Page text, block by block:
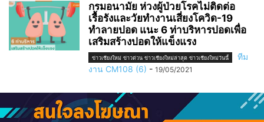
กรมอนามัย ห่วงผู้ป่วยโรคไม่ติดต่อ
เรื้อรังและวัยทำงานเสี่ยงโควิด-19
ทำลายปอด แนะ 6 ท่าบริหารปอดเพื่อ
เสริมสร้างปอดให้แข็งแรง
ข่าวเชียงใหม่ ข่าวด่วน ข่าวเชียงใหม่ล่าสุด ข่าวเชียงใหม่วันนี้
ทีม
งาน CM108 (6) - 19/05/2021